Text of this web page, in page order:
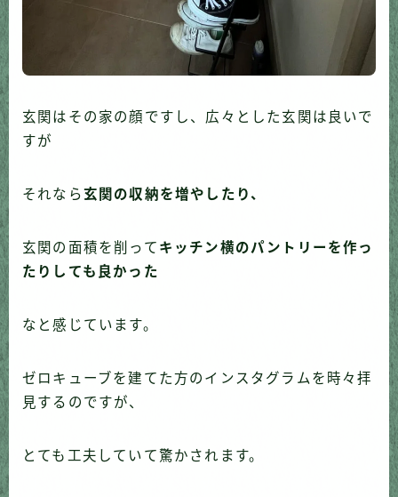
玄関はその家の顔ですし、広々とした玄関は良いで
すが
それなら玄関の収納を増やしたり、
玄関の面積を削って キッチン横のパントリーを作っ
たりしても良かった
なと感じています。
ゼロキューブを建てた方のインスタグラムを時々拝
見するのですが、
とても工夫していて驚かされます。